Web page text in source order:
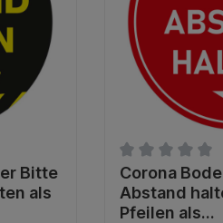
von 0 von 5 Sternen
Bitte
als
Corona
Abstand
Pfeilen als